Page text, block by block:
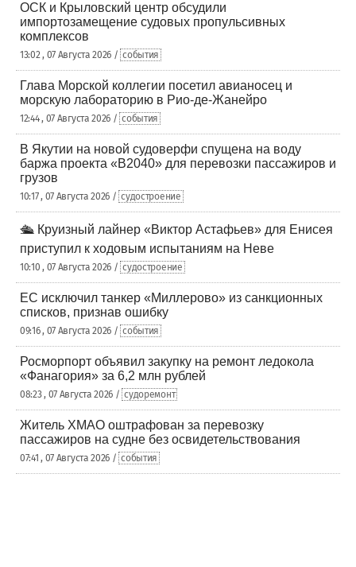
ОСК и Крыловский центр обсудили
импортозамещение судовых пропульсивных
комплексов
13:02 , 07 Августа 2026 / события
Глава Морской коллегии посетил авианосец и
морскую лабораторию в Рио-де-Жанейро
12:44 , 07 Августа 2026 / события
В Якутии на новой судоверфи спущена на воду
баржа проекта «В2040» для перевозки пассажиров и
грузов
10:17 , 07 Августа 2026 / судостроение
🛳️ Круизный лайнер «Виктор Астафьев» для Енисея
приступил к ходовым испытаниям на Неве
10:10 , 07 Августа 2026 / судостроение
ЕС исключил танкер «Миллерово» из санкционных
списков, признав ошибку
09:16 , 07 Августа 2026 / события
Росморпорт объявил закупку на ремонт ледокола
«Фанагория» за 6,2 млн рублей
08:23 , 07 Августа 2026 / судоремонт
Житель ХМАО оштрафован за перевозку
пассажиров на судне без освидетельствования
07:41 , 07 Августа 2026 / события